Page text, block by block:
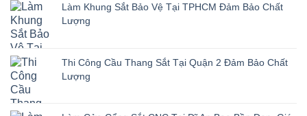
Làm Khung Sắt Bảo Vệ Tại TPHCM Đảm Bảo Chất
Lượng
Thi Công Cầu Thang Sắt Tại Quận 2 Đảm Bảo Chất
Lượng